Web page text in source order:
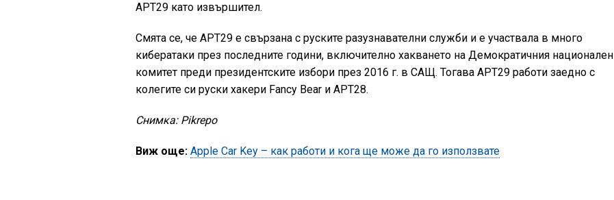
APT29 като извършител.
Смята се, че APT29 е свързана с руските разузнавателни служби и е участвала в много
кибератаки през последните години, включително хакването на Демократичния национален
комитет преди президентските избори през 2016 г. в САЩ. Тогава APT29 работи заедно с
колегите си руски хакери Fancy Bear и APT28.
Снимка: Pikrepo
Виж още: Apple Car Key – как работи и кога ще може да го използвате